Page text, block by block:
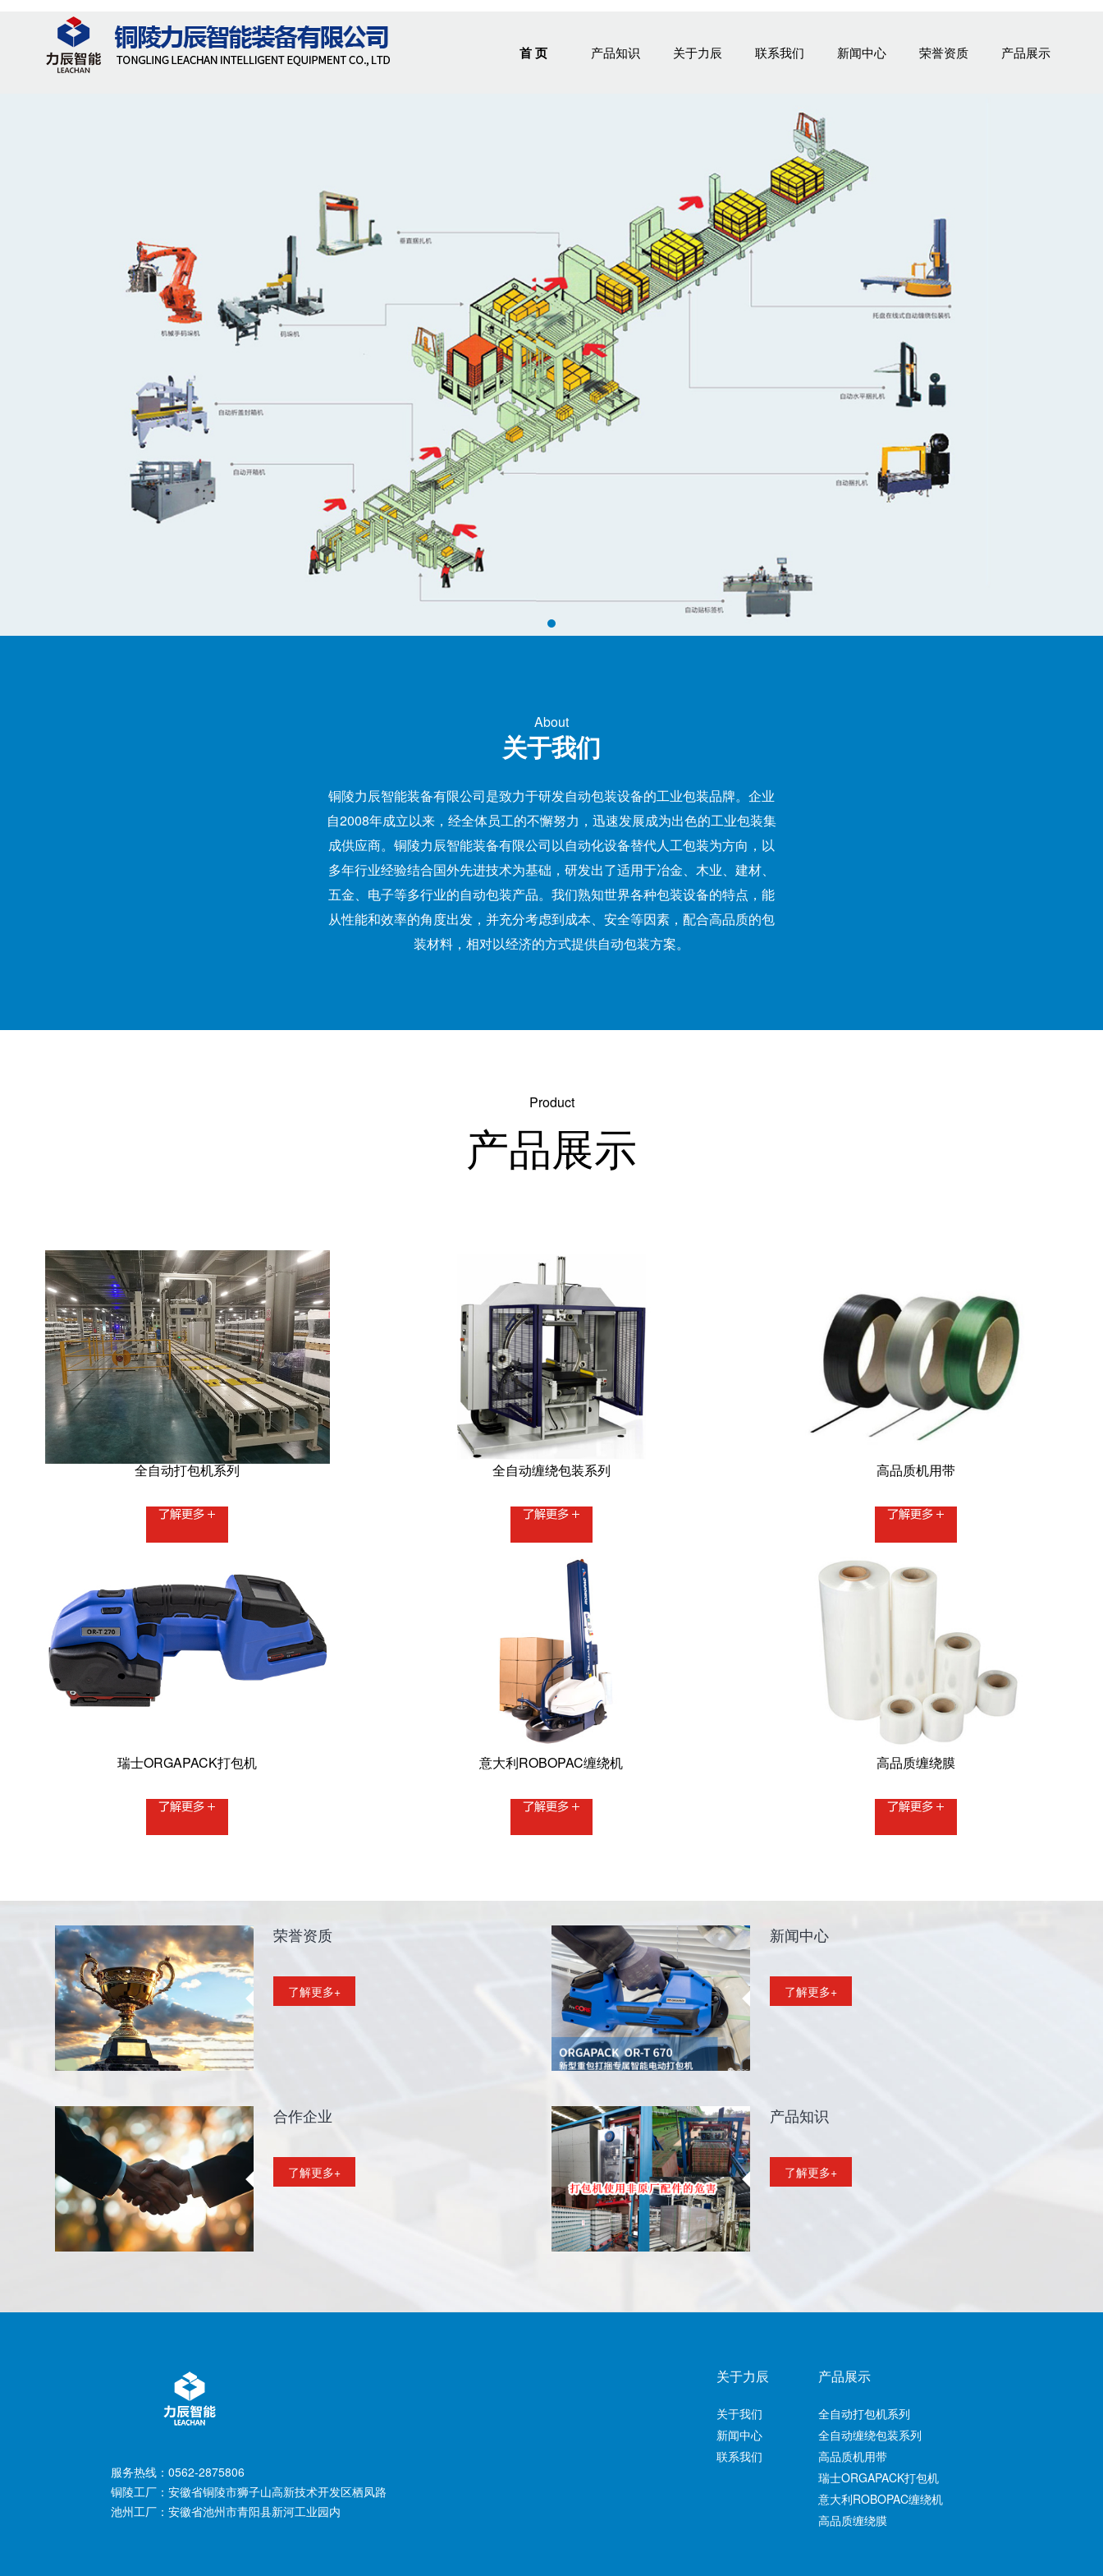
首 页 产品知识 关于力辰 联系我们 新闻中心 荣誉资质 产品展示
About
关于我们
铜陵力辰智能装备有限公司是致力于研发自动包装设备的工业包装品牌。企业
自2008年成立以来，经全体员工的不懈努力，迅速发展成为出色的工业包装集
成供应商。铜陵力辰智能装备有限公司以自动化设备替代人工包装为方向，以
多年行业经验结合国外先进技术为基础，研发出了适用于冶金、木业、建材、
五金、电子等多行业的自动包装产品。我们熟知世界各种包装设备的特点，能
从性能和效率的角度出发，并充分考虑到成本、安全等因素，配合高品质的包
装材料，相对以经济的方式提供自动包装方案。
Product
产品展示
全自动打包机系列 全自动缠绕包装系列 高品质机用带
瑞士ORGAPACK打包机 意大利ROBOPAC缠绕机 高品质缠绕膜
荣誉资质
了解更多+
新闻中心
了解更多+
合作企业
了解更多+
产品知识
了解更多+
服务热线： 0562-2875806
铜陵工厂：安徽省铜陵市狮子山高新技术开发区栖凤路
池州工厂：安徽省池州市青阳县新河工业园内
关于力辰
关于我们
新闻中心
联系我们
产品展示
全自动打包机系列
全自动缠绕包装系列
高品质机用带
瑞士ORGAPACK打包机
意大利ROBOPAC缠绕机
高品质缠绕膜